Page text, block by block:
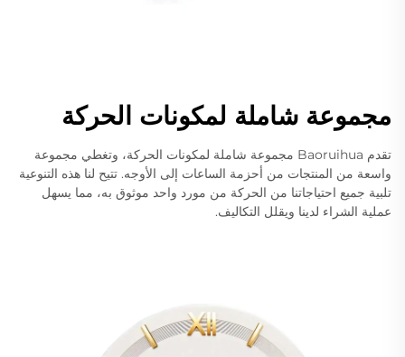
مجموعة شاملة لمكونات الحركة
تقدم Baoruihua مجموعة شاملة لمكونات الحركة، وتغطي مجموعة
واسعة من المنتجات من أحزمة الساعات إلى الأوجه. تتيح لنا هذه التنوعية
تلبية جميع احتياجاتنا من الحركة من مورد واحد موثوق به، مما يسهل
عملية الشراء لدينا ويقلل التكاليف.